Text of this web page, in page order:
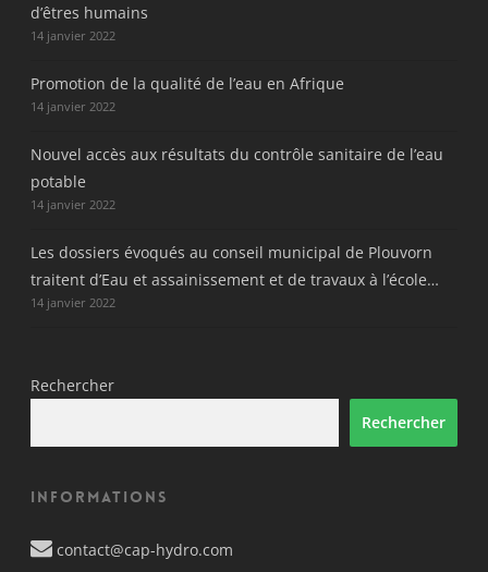
d’êtres humains
14 janvier 2022
Promotion de la qualité de l’eau en Afrique
14 janvier 2022
Nouvel accès aux résultats du contrôle sanitaire de l’eau
potable
14 janvier 2022
Les dossiers évoqués au conseil municipal de Plouvorn
traitent d’Eau et assainissement et de travaux à l’école…
14 janvier 2022
Rechercher
Rechercher
Informations
contact@cap-hydro.com